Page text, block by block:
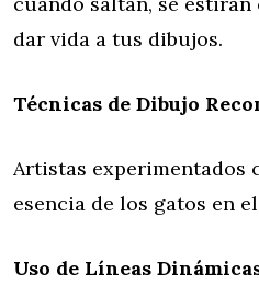
dar vida a tus dibujos.
Técnicas de Dibujo
Artistas experimentados
esencia de los gatos en
Uso de Líneas